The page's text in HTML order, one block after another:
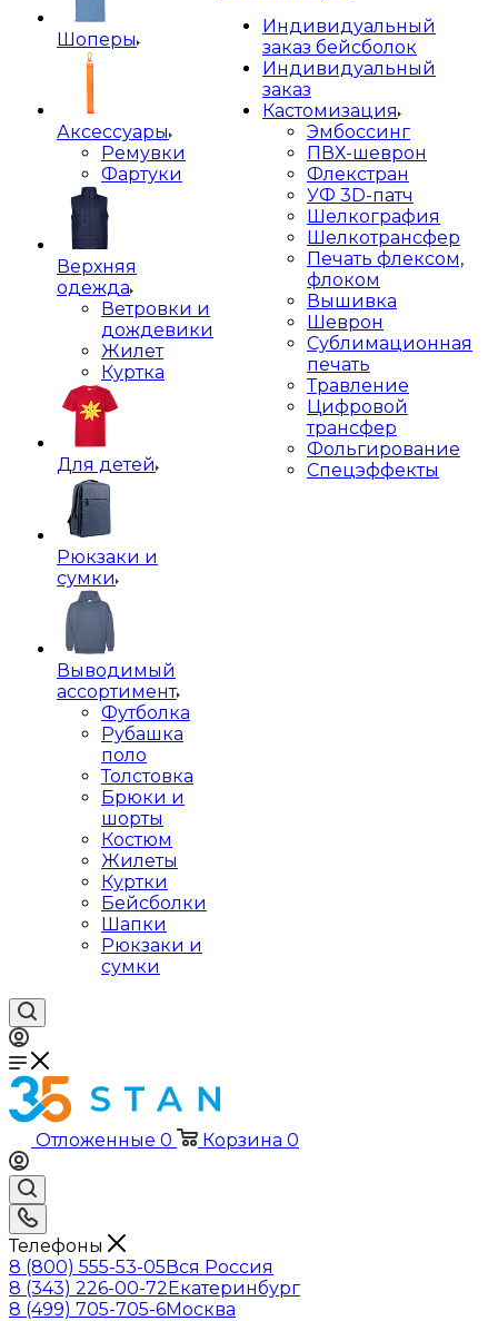
Шоперы
Аксессуары
Ремувки
Фартуки
Верхняя
одежда
Ветровки и
дождевики
Жилет
Куртка
Для детей
Рюкзаки и
сумки
Выводимый
ассортимент
Футболка
Рубашка
поло
Толстовка
Брюки и
шорты
Костюм
Жилеты
Куртки
Бейсболки
Шапки
Рюкзаки и
сумки
Индивидуальный
заказ бейсболок
Индивидуальный
заказ
Кастомизация
Эмбоссинг
ПВХ-шеврон
Флекстран
УФ 3D-патч
Шелкография
Шелкотрансфер
Печать флексом,
флоком
Вышивка
Шеврон
Сублимационная
печать
Травление
Цифровой
трансфер
Фольгирование
Спецэффекты
Отложенные 0 Корзина 0
Телефоны
8 (800) 555-53-05Вся Россия
8 (343) 226-00-72Екатеринбург
8 (499) 705-705-6Москва